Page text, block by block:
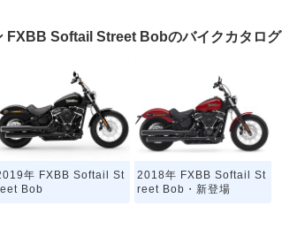
FXBB Softail Street Bobのバイクカタログ
年 FXBB Softail St
Bob
2018年 FXBB Softail St
reet Bob・新登場